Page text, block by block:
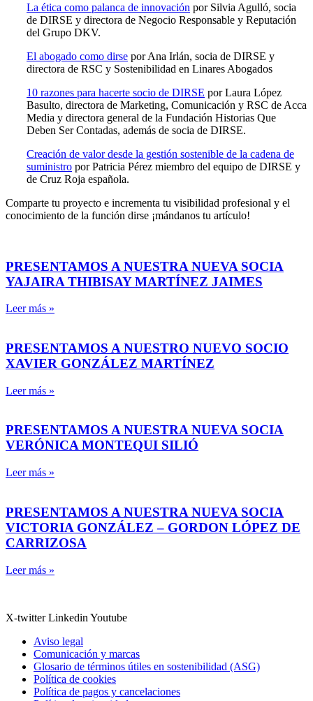
La ética como palanca de innovación por Silvia Agulló, socia
de DIRSE y directora de Negocio Responsable y Reputación
del Grupo DKV.
El abogado como dirse por Ana Irlán, socia de DIRSE y
directora de RSC y Sostenibilidad en Linares Abogados
10 razones para hacerte socio de DIRSE por Laura López
Basulto, directora de Marketing, Comunicación y RSC de Acca
Media y directora general de la Fundación Historias Que
Deben Ser Contadas, además de socia de DIRSE.
Creación de valor desde la gestión sostenible de la cadena de
suministro por Patricia Pérez miembro del equipo de DIRSE y
de Cruz Roja española.
Comparte tu proyecto e incrementa tu visibilidad profesional y el
conocimiento de la función dirse ¡mándanos tu artículo!
PRESENTAMOS A NUESTRA NUEVA SOCIA
YAJAIRA THIBISAY MARTÍNEZ JAIMES
Leer más »
PRESENTAMOS A NUESTRO NUEVO SOCIO
XAVIER GONZÁLEZ MARTÍNEZ
Leer más »
PRESENTAMOS A NUESTRA NUEVA SOCIA
VERÓNICA MONTEQUI SILIÓ
Leer más »
PRESENTAMOS A NUESTRA NUEVA SOCIA
VICTORIA GONZÁLEZ – GORDON LÓPEZ DE
CARRIZOSA
Leer más »
X-twitter Linkedin Youtube
Aviso legal
Comunicación y marcas
Glosario de términos útiles en sostenibilidad (ASG)
Política de cookies
Política de pagos y cancelaciones